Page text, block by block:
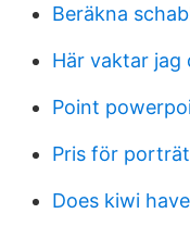
Beräkna
Här vaktar jag
Point
Pris för
Does kiwi